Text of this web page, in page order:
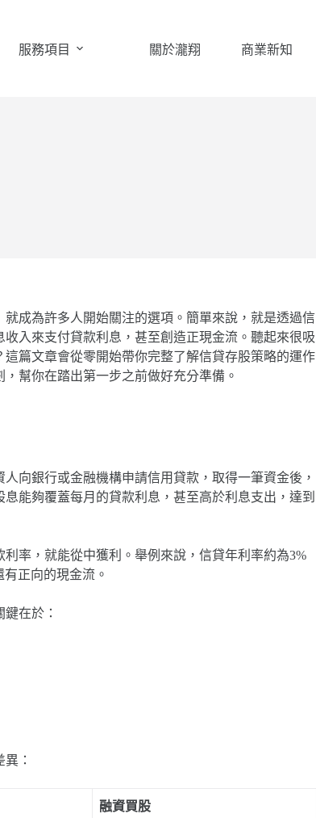
服務項目 關於瀧翔 商業新知
成為許多人開始關注的選項。簡單來說，就是透過信
入來支付貸款利息，甚至創造正現金流。聽起來很吸
篇文章會從零開始帶你完整了解信貸存股策略的運作
幫你在踏出第一步之前做好充分準備。
向銀行或金融機構申請信用貸款，取得一筆資金後，
能夠覆蓋每月的貸款利息，甚至高於利息支出，達到
率，就能從中獲利。舉例來說，信貸年利率約為3%
正向的現金流。
在於：
：
融資買股